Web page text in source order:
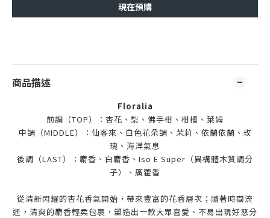
現在預購
商品描述
Floralia
前調（TOP）：杏花、梨、佛手柑、柑橘、萊姆
中調（MIDDLE）：仙客來、白色花朵調、茉莉、依蘭依蘭、玫
瑰、海洋氣息
後調（LAST）：麝香、白麝香、Iso E Super（異構體木質調分
子）、廣藿香
從清新閃耀的杏花香氣開始，帶來豐富的花香層次；隨著時間流
逝，清爽的麝香輕柔包裹，塑造出一款大眾喜愛、不易出現好惡分